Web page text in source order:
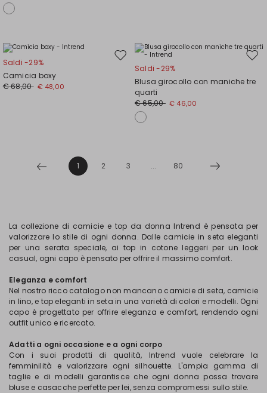
Sposta
nella
wishlist
Saldi -29%
Camicia boxy
€ 68,00 € 48,00
Saldi -29%
Blusa girocollo con maniche tre
quarti
€ 65,00 € 46,00
1 2 3 ... 80
La collezione di camicie e top da donna Intrend è pensata per
valorizzare lo stile di ogni donna. Dalle camicie in seta eleganti
per una serata speciale, ai top in cotone leggeri per un look
casual, ogni capo è pensato per offrire il massimo comfort.
Eleganza e comfort
Nel nostro ricco catalogo non mancano camicie di seta, camicie
in lino, e top eleganti in seta in una varietà di colori e modelli. Ogni
capo è progettato per offrire eleganza e comfort, rendendo ogni
outfit unico e ricercato.
Adatti a ogni occasione e a ogni corpo
Con i suoi prodotti di qualità, Intrend vuole celebrare la
femminilità e valorizzare ogni silhouette. L'ampia gamma di
taglie e di modelli garantisce che ogni donna possa trovare
bluse e casacche perfette per lei, senza compromessi sullo stile.